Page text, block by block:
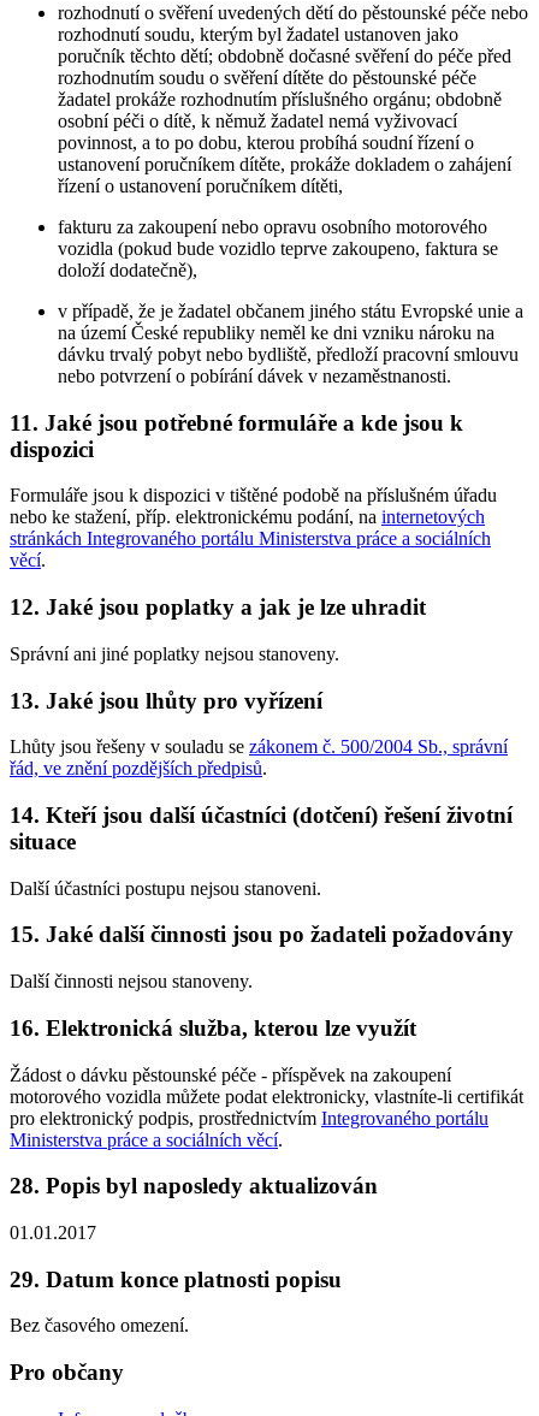
rozhodnutí o svěření uvedených dětí do pěstounské péče nebo
rozhodnutí soudu, kterým byl žadatel ustanoven jako
poručník těchto dětí; obdobně dočasné svěření do péče před
rozhodnutím soudu o svěření dítěte do pěstounské péče
žadatel prokáže rozhodnutím příslušného orgánu; obdobně
osobní péči o dítě, k němuž žadatel nemá vyživovací
povinnost, a to po dobu, kterou probíhá soudní řízení o
ustanovení poručníkem dítěte, prokáže dokladem o zahájení
řízení o ustanovení poručníkem dítěti,
fakturu za zakoupení nebo opravu osobního motorového
vozidla (pokud bude vozidlo teprve zakoupeno, faktura se
doloží dodatečně),
v případě, že je žadatel občanem jiného státu Evropské unie a
na území České republiky neměl ke dni vzniku nároku na
dávku trvalý pobyt nebo bydliště, předloží pracovní smlouvu
nebo potvrzení o pobírání dávek v nezaměstnanosti.
11. Jaké jsou potřebné formuláře a kde jsou k
dispozici
Formuláře jsou k dispozici v tištěné podobě na příslušném úřadu
nebo ke stažení, příp. elektronickému podání, na internetových
stránkách Integrovaného portálu Ministerstva práce a sociálních
věcí.
12. Jaké jsou poplatky a jak je lze uhradit
Správní ani jiné poplatky nejsou stanoveny.
13. Jaké jsou lhůty pro vyřízení
Lhůty jsou řešeny v souladu se zákonem č. 500/2004 Sb., správní
řád, ve znění pozdějších předpisů.
14. Kteří jsou další účastníci (dotčení) řešení životní
situace
Další účastníci postupu nejsou stanoveni.
15. Jaké další činnosti jsou po žadateli požadovány
Další činnosti nejsou stanoveny.
16. Elektronická služba, kterou lze využít
Žádost o dávku pěstounské péče - příspěvek na zakoupení
motorového vozidla můžete podat elektronicky, vlastníte-li certifikát
pro elektronický podpis, prostřednictvím Integrovaného portálu
Ministerstva práce a sociálních věcí.
28. Popis byl naposledy aktualizován
01.01.2017
29. Datum konce platnosti popisu
Bez časového omezení.
Pro občany